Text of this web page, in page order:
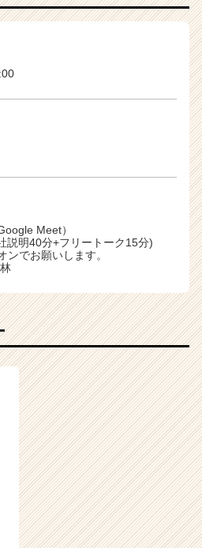
Meet）
説明40分+フリートーク15分)
ンでお願いします。